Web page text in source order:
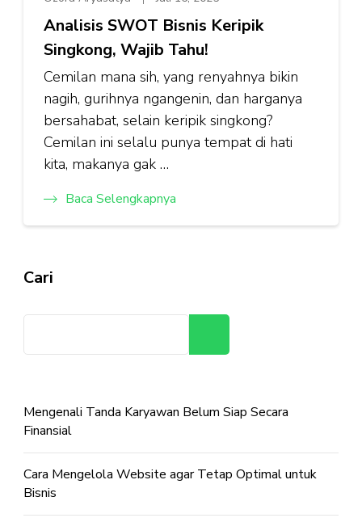
Analisis SWOT Bisnis Keripik
Singkong, Wajib Tahu!
Cemilan mana sih, yang renyahnya bikin
nagih, gurihnya ngangenin, dan harganya
bersahabat, selain keripik singkong?
Cemilan ini selalu punya tempat di hati
kita, makanya gak …
Baca Selengkapnya
Cari
Mengenali Tanda Karyawan Belum Siap Secara
Finansial
Cara Mengelola Website agar Tetap Optimal untuk
Bisnis